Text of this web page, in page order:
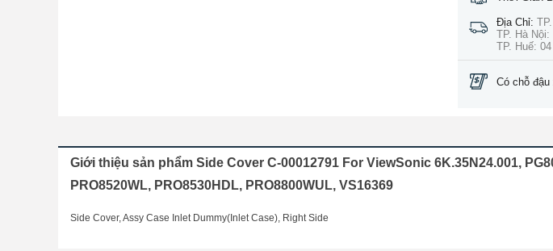
Địa Chỉ:
TP. Hà
TP. Huế:
Có chỗ
Giới thiệu sản phẩm Side Cover C-00012791 For ViewSonic 6K.35N24.001,
PRO8520WL, PRO8530HDL, PRO8800WUL, VS16369
Side Cover, Assy Case Inlet Dummy(Inlet Case), Right Side